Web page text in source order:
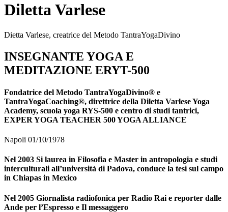
Diletta Varlese
Dietta Varlese, creatrice del Metodo TantraYogaDivino
INSEGNANTE YOGA E
MEDITAZIONE ERYT-500
Fondatrice del Metodo TantraYogaDivino® e
TantraYogaCoaching®, direttrice della Diletta Varlese Yoga
Academy, scuola yoga RYS-500 e centro di studi tantrici,
EXPER YOGA TEACHER 500 YOGA ALLIANCE
Napoli 01/10/1978
Nel 2003 Si laurea in Filosofia e Master in antropologia e studi
interculturali all’università di Padova, conduce la tesi sul campo
in Chiapas in Mexico
Nel 2005 Giornalista radiofonica per Radio Rai e reporter dalle
Ande per l’Espresso e Il messaggero